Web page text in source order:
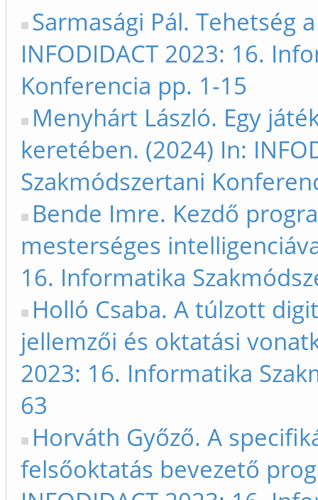
Sarmasági Pál. Tehetség
INFODIDACT 2023: 16.
Konferencia pp. 1-15
Menyhárt László. Egy
keretében. (2024) In:
Szakmódszertani
Bende Imre. Kezdő
mesterséges
16. Informatika
Holló Csaba. A túlzott
jellemzői és oktatási
2023: 16. Informatika
63
Horváth Győző. A
felsőoktatás bevezető